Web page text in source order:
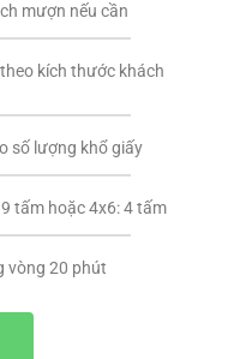
mượn nếu cần
kích thước khách
số lượng khổ giấy
tấm hoặc 4x6: 4 tấm
vòng 20 phút